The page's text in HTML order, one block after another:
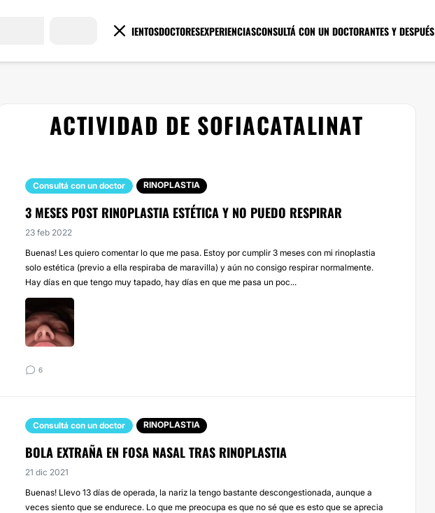
TRATAMIENTOSDOCTORESEXPERIENCIASCONSULTÁ CON UN DOCTORANTES Y DESPUÉS
ACTIVIDAD DE SOFIACATALINAT
Consultá con un doctor RINOPLASTIA
3 MESES POST RINOPLASTIA ESTÉTICA Y NO PUEDO RESPIRAR
23 feb 2022
Buenas! Les quiero comentar lo que me pasa. Estoy por cumplir 3 meses con mi rinoplastia
solo estética (previo a ella respiraba de maravilla) y aún no consigo respirar normalmente.
Hay días en que tengo muy tapado, hay días en que me pasa un poc...
6
Consultá con un doctor RINOPLASTIA
BOLA EXTRAÑA EN FOSA NASAL TRAS RINOPLASTIA
21 dic 2021
Buenas! Llevo 13 días de operada, la nariz la tengo bastante descongestionada, aunque a
veces siento que se endurece. Lo que me preocupa es que no sé que es esto que se aprecia